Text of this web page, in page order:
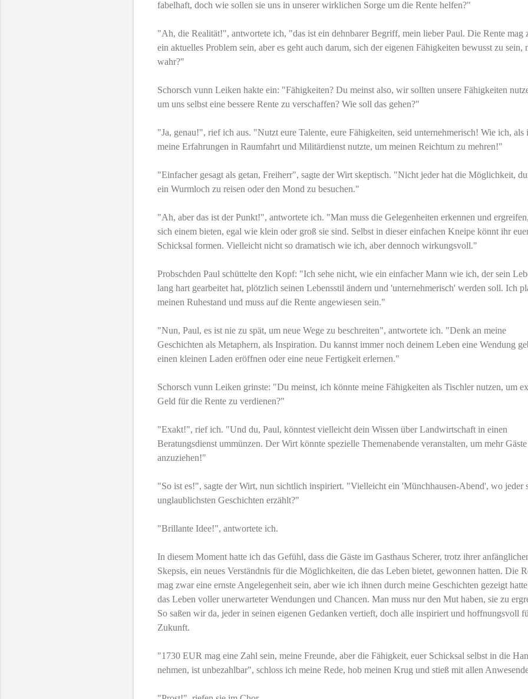
fabelhaft, doch wie sollen sie uns in unserer wirklichen Sorge um die Rente helfen?"
"Ah, die Realität!", antwortete ich, "das ist ein dehnbarer Begriff, mein lieber Paul. Die Rente mag
ein aktuelles Problem sein, aber es geht auch darum, sich der eigenen Fähigkeiten bewusst zu sein,
wahr?"
Schorsch vunn Leiken hakte ein: "Fähigkeiten? Du meinst also, wir sollten unsere Fähigkeiten
um uns selbst eine bessere Rente zu verschaffen? Wie soll das gehen?"
"Ja, genau!", rief ich aus. "Nutzt eure Talente, eure Fähigkeiten, seid unternehmerisch! Wie ich, als
meine Erfahrungen in Raumfahrt und Militärdienst nutzte, um meinen Reichtum zu mehren!"
"Einfacher gesagt als getan, Freiherr", sagte der Wirt skeptisch. "Nicht jeder hat die Möglichkeit,
ein Wurmloch zu reisen oder den Mond zu besuchen."
"Ah, aber das ist der Punkt!", antwortete ich. "Man muss die Gelegenheiten erkennen und
sich einem bieten, egal wie klein oder groß sie sind. Selbst in dieser einfachen Kneipe könnt ihr
Schicksal formen. Vielleicht nicht so dramatisch wie ich, aber dennoch wirkungsvoll."
Probschden Paul schüttelte den Kopf: "Ich sehe nicht, wie ein einfacher Mann wie ich, der sein
lang hart gearbeitet hat, plötzlich seinen Lebensstil ändern und 'unternehmerisch' werden soll. Ich
meinen Ruhestand und muss auf die Rente angewiesen sein."
"Nun, Paul, es ist nie zu spät, um neue Wege zu beschreiten", antwortete ich. "Denk an meine
Geschichten als Metaphern, als Inspiration. Du kannst immer noch deinem Leben eine Wendung
einen kleinen Laden eröffnen oder eine neue Fertigkeit erlernen."
Schorsch vunn Leiken grinste: "Du meinst, ich könnte meine Fähigkeiten als Tischler nutzen, um
Geld für die Rente zu verdienen?"
"Exakt!", rief ich. "Und du, Paul, könntest vielleicht dein Wissen über Landwirtschaft in einen
Beratungsdienst ummünzen. Der Wirt könnte spezielle Themenabende veranstalten, um mehr Gäste
anzuziehen!"
"So ist es!", sagte der Wirt, nun sichtlich inspiriert. "Vielleicht ein 'Münchhausen-Abend', wo jeder
unglaublichsten Geschichten erzählt?"
"Brillante Idee!", antwortete ich.
In diesem Moment hatte ich das Gefühl, dass die Gäste im Gasthaus Scherer, trotz ihrer
Skepsis, ein neues Verständnis für die Möglichkeiten, die das Leben bietet, gewonnen hatten. Die
mag zwar eine ernste Angelegenheit sein, aber wie ich ihnen durch meine Geschichten gezeigt
das Leben voller unerwarteter Wendungen und Chancen. Man muss nur den Mut haben, sie zu
So saßen wir da, jeder in seinen eigenen Gedanken vertieft, doch alle inspiriert und hoffnungsvoll
Zukunft.
"1730 EUR mag eine Zahl sein, meine Freunde, aber die Fähigkeit, euer Schicksal selbst in die
nehmen, ist unbezahlbar", schloss ich meine Rede, hob meinen Krug und stieß mit allen